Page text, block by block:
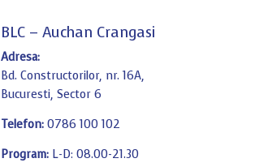
BLC – Auchan Crangasi
Adresa:
Bd. Constructorilor, nr. 16A,
Bucuresti, Sector 6
Telefon:0786 100 102
Program: L-D: 08.00-21.30